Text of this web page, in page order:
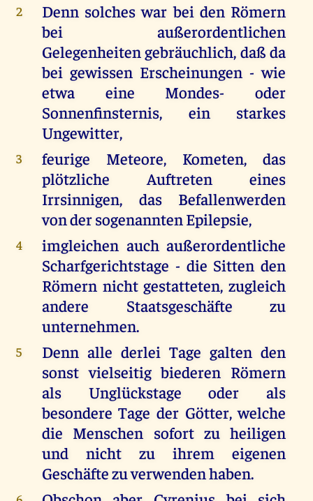
2
Denn solches war bei den Römern
bei außerordentlichen
Gelegenheiten gebräuchlich, daß da
bei gewissen Erscheinungen - wie
etwa eine Mondes- oder
Sonnenfinsternis, ein starkes
Ungewitter,
3
feurige Meteore, Kometen, das
plötzliche Auftreten eines
Irrsinnigen, das Befallenwerden
von der sogenannten Epilepsie,
4
imgleichen auch außerordentliche
Scharfgerichtstage - die Sitten den
Römern nicht gestatteten, zugleich
andere Staatsgeschäfte zu
unternehmen.
5
Denn alle derlei Tage galten den
sonst vielseitig biederen Römern
als Unglückstage oder als
besondere Tage der Götter, welche
die Menschen sofort zu heiligen
und nicht zu ihrem eigenen
Geschäfte zu verwenden haben.